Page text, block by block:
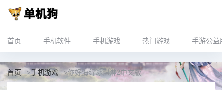
首页 手机软件 手机游戏 热门游戏 手游公益
首页 >手机游戏 >你好海绵冰淇淋2中文版